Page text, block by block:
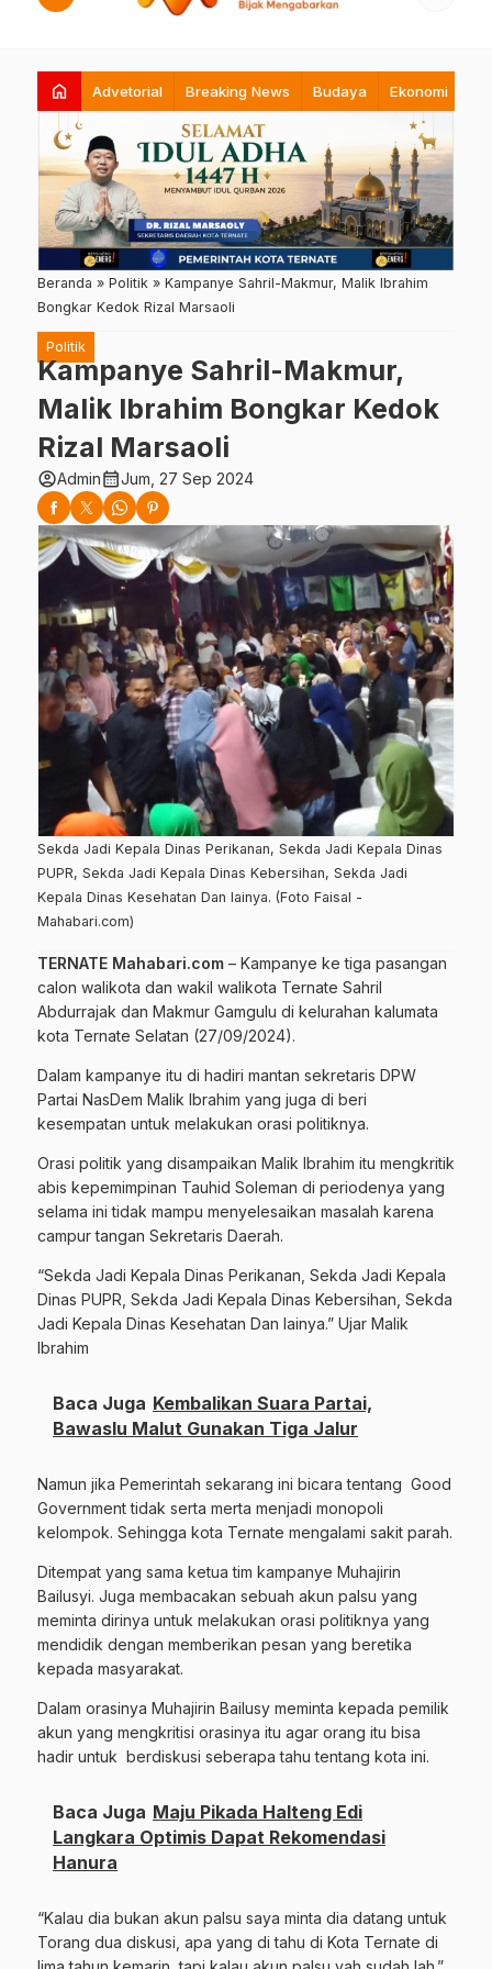
home Advetorial Breaking News Budaya Ekonomi
Beranda » Politik » Kampanye Sahril-Makmur, Malik Ibrahim
Bongkar Kedok Rizal Marsaoli
Politik
Kampanye Sahril-Makmur,
Malik Ibrahim Bongkar Kedok
Rizal Marsaoli
account_circleAdmincalendar_monthJum, 27 Sep 2024
Sekda Jadi Kepala Dinas Perikanan, Sekda Jadi Kepala Dinas
PUPR, Sekda Jadi Kepala Dinas Kebersihan, Sekda Jadi
Kepala Dinas Kesehatan Dan lainya. (Foto Faisal -
Mahabari.com)
TERNATE Mahabari.com – Kampanye ke tiga pasangan
calon walikota dan wakil walikota Ternate Sahril
Abdurrajak dan Makmur Gamgulu di kelurahan kalumata
kota Ternate Selatan (27/09/2024).
Dalam kampanye itu di hadiri mantan sekretaris DPW
Partai NasDem Malik Ibrahim yang juga di beri
kesempatan untuk melakukan orasi politiknya.
Orasi politik yang disampaikan Malik Ibrahim itu mengkritik
abis kepemimpinan Tauhid Soleman di periodenya yang
selama ini tidak mampu menyelesaikan masalah karena
campur tangan Sekretaris Daerah.
“Sekda Jadi Kepala Dinas Perikanan, Sekda Jadi Kepala
Dinas PUPR, Sekda Jadi Kepala Dinas Kebersihan, Sekda
Jadi Kepala Dinas Kesehatan Dan lainya.” Ujar Malik
Ibrahim
Baca Juga Kembalikan Suara Partai,
Bawaslu Malut Gunakan Tiga Jalur
Namun jika Pemerintah sekarang ini bicara tentang Good
Government tidak serta merta menjadi monopoli
kelompok. Sehingga kota Ternate mengalami sakit parah.
Ditempat yang sama ketua tim kampanye Muhajirin
Bailusyi. Juga membacakan sebuah akun palsu yang
meminta dirinya untuk melakukan orasi politiknya yang
mendidik dengan memberikan pesan yang beretika
kepada masyarakat.
Dalam orasinya Muhajirin Bailusy meminta kepada pemilik
akun yang mengkritisi orasinya itu agar orang itu bisa
hadir untuk berdiskusi seberapa tahu tentang kota ini.
Baca Juga Maju Pikada Halteng Edi
Langkara Optimis Dapat Rekomendasi
Hanura
“Kalau dia bukan akun palsu saya minta dia datang untuk
Torang dua diskusi, apa yang di tahu di Kota Ternate di